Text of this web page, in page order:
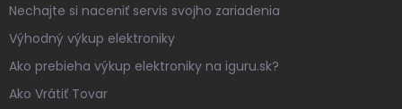
Nechajte si naceniť servis svojho zariadenia
Výhodný výkup elektroniky
Ako prebieha výkup elektroniky na iguru.sk?
Ako Vrátiť Tovar